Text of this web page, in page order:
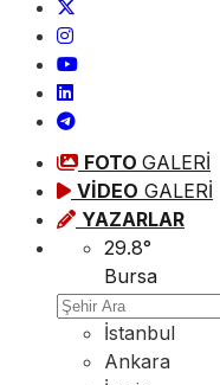
FOTO GALERİ
VİDEO GALERİ
YAZARLAR
29.8°
Bursa
İstanbul
Ankara